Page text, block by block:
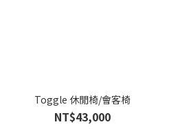
Toggle 休閒椅/會客椅
NT$43,000